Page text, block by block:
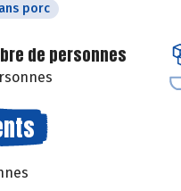
porc
de personnes